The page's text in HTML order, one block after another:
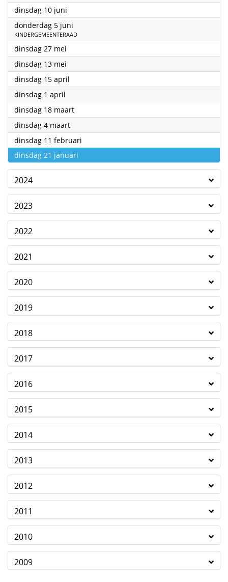
dinsdag 10 juni
donderdag 5 juni
KINDERGEMEENTERAAD
dinsdag 27 mei
dinsdag 13 mei
dinsdag 15 april
dinsdag 1 april
dinsdag 18 maart2025
dinsdag 4 maart2025
dinsdag 11 februari
dinsdag 21 januari
2024
2023
2022
2021
2020
2019
2018
2017
2016
2015
2014
2013
2012
2011
2010
2009